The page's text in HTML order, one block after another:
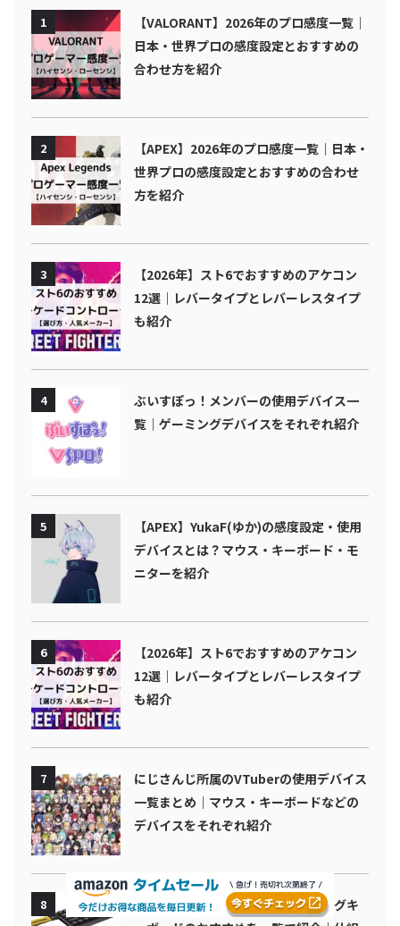
1
【VALORANT】2026年のプロ感度一覧｜
日本・世界プロの感度設定とおすすめの
合わせ方を紹介
2
【APEX】2026年のプロ感度一覧｜日本・
世界プロの感度設定とおすすめの合わせ
方を紹介
3
【2026年】スト6でおすすめのアケコン
12選｜レバータイプとレバーレスタイプ
も紹介
4
ぶいすぽっ！メンバーの使用デバイス一
覧｜ゲーミングデバイスをそれぞれ紹介
5
【APEX】YukaF(ゆか)の感度設定・使用
デバイスとは？マウス・キーボード・モ
ニターを紹介
6
【2026年】スト6でおすすめのアケコン
12選｜レバータイプとレバーレスタイプ
も紹介
7
にじさんじ所属のVTuberの使用デバイス
一覧まとめ｜マウス・キーボードなどの
デバイスをそれぞれ紹介
8
ラピッドトリガー機能付きゲーミングキ